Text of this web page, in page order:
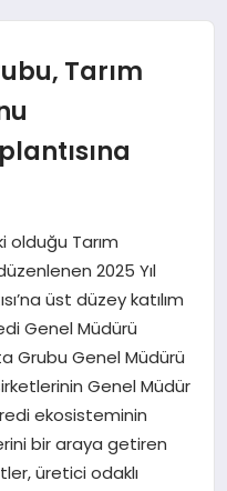
Tarım
olduğu Tarım
2025 Yıl
üst düzey katılım
Genel Müdürü
Grubu Genel Müdürü
Genel Müdür
ekosisteminin
bir araya getiren
üretici odaklı